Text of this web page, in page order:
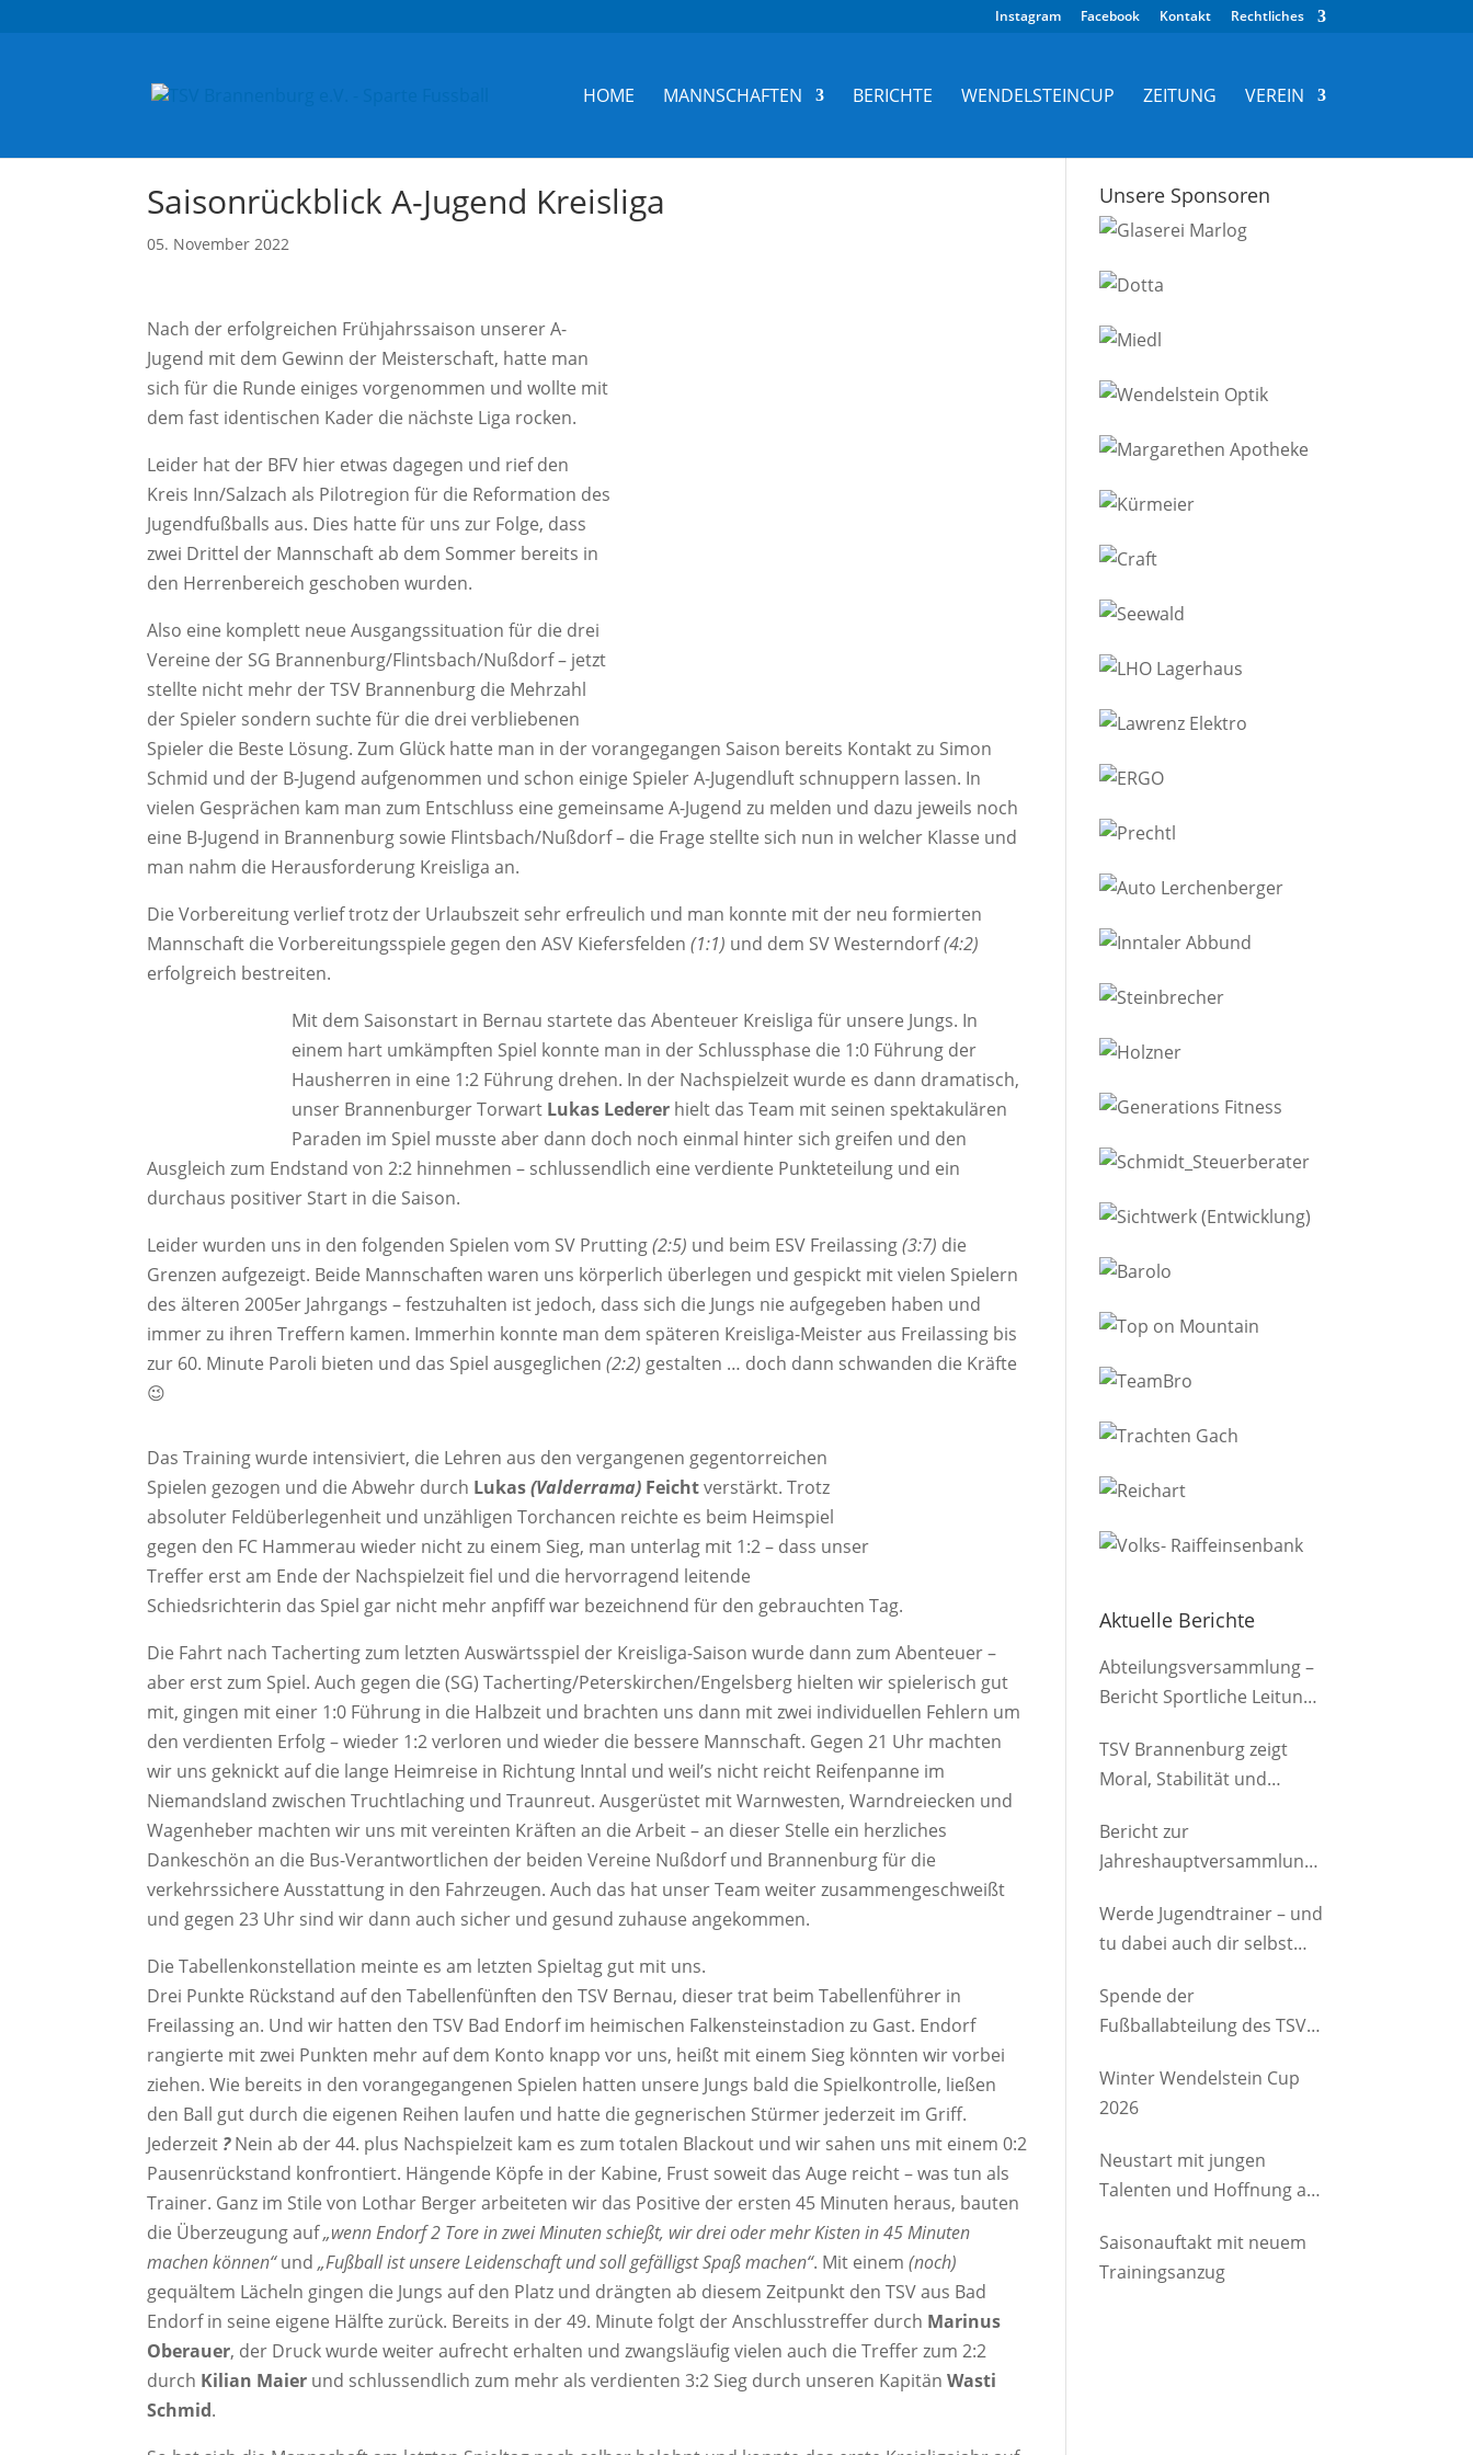
Instagram Facebook Kontakt Rechtliches
HOME MANNSCHAFTEN BERICHTE WENDELSTEINCUP ZEITUNG VEREIN
Saisonrückblick A-Jugend Kreisliga
05. November 2022
Nach der erfolgreichen Frühjahrssaison unserer A-
Jugend mit dem Gewinn der Meisterschaft, hatte man
sich für die Runde einiges vorgenommen und wollte mit
dem fast identischen Kader die nächste Liga rocken.
Leider hat der BFV hier etwas dagegen und rief den
Kreis Inn/Salzach als Pilotregion für die Reformation des
Jugendfußballs aus. Dies hatte für uns zur Folge, dass
zwei Drittel der Mannschaft ab dem Sommer bereits in
den Herrenbereich geschoben wurden.
Also eine komplett neue Ausgangssituation für die drei
Vereine der SG Brannenburg/Flintsbach/Nußdorf – jetzt
stellte nicht mehr der TSV Brannenburg die Mehrzahl
der Spieler sondern suchte für die drei verbliebenen
Spieler die Beste Lösung. Zum Glück hatte man in der vorangegangen Saison bereits Kontakt zu Simon
Schmid und der B-Jugend aufgenommen und schon einige Spieler A-Jugendluft schnuppern lassen. In
vielen Gesprächen kam man zum Entschluss eine gemeinsame A-Jugend zu melden und dazu jeweils noch
eine B-Jugend in Brannenburg sowie Flintsbach/Nußdorf – die Frage stellte sich nun in welcher Klasse und
man nahm die Herausforderung Kreisliga an.
Die Vorbereitung verlief trotz der Urlaubszeit sehr erfreulich und man konnte mit der neu formierten
Mannschaft die Vorbereitungsspiele gegen den ASV Kiefersfelden(1:1) und dem SV Westerndorf(4:2)
erfolgreich bestreiten.
Mit dem Saisonstart in Bernau startete das Abenteuer Kreisliga für unsere Jungs. In
einem hart umkämpften Spiel konnte man in der Schlussphase die 1:0 Führung der
Hausherren in eine 1:2 Führung drehen. In der Nachspielzeit wurde es dann dramatisch,
unser Brannenburger Torwart Lukas Lederer hielt das Team mit seinen spektakulären
Paraden im Spiel musste aber dann doch noch einmal hinter sich greifen und den
Ausgleich zum Endstand von 2:2 hinnehmen – schlussendlich eine verdiente Punkteteilung und ein
durchaus positiver Start in die Saison.
Leider wurden uns in den folgenden Spielen vom SV Prutting(2:5) und beim ESV Freilassing(3:7) die
Grenzen aufgezeigt. Beide Mannschaften waren uns körperlich überlegen und gespickt mit vielen Spielern
des älteren 2005er Jahrgangs – festzuhalten ist jedoch, dass sich die Jungs nie aufgegeben haben und
immer zu ihren Treffern kamen. Immerhin konnte man dem späteren Kreisliga-Meister aus Freilassing bis
zur 60. Minute Paroli bieten und das Spiel ausgeglichen(2:2) gestalten … doch dann schwanden die Kräfte
😉
Das Training wurde intensiviert, die Lehren aus den vergangenen gegentorreichen
Spielen gezogen und die Abwehr durch Lukas(Valderrama) Feichtverstärkt. Trotz
absoluter Feldüberlegenheit und unzähligen Torchancen reichte es beim Heimspiel
gegen den FC Hammerau wieder nicht zu einem Sieg, man unterlag mit 1:2 – dass unser
Treffer erst am Ende der Nachspielzeit fiel und die hervorragend leitende
Schiedsrichterin das Spiel gar nicht mehr anpfiff war bezeichnend für den gebrauchten Tag.
Die Fahrt nach Tacherting zum letzten Auswärtsspiel der Kreisliga-Saison wurde dann zum Abenteuer –
aber erst zum Spiel. Auch gegen die (SG) Tacherting/Peterskirchen/Engelsberg hielten wir spielerisch gut
mit, gingen mit einer 1:0 Führung in die Halbzeit und brachten uns dann mit zwei individuellen Fehlern um
den verdienten Erfolg – wieder 1:2 verloren und wieder die bessere Mannschaft. Gegen 21 Uhr machten
wir uns geknickt auf die lange Heimreise in Richtung Inntal und weil’s nicht reicht Reifenpanne im
Niemandsland zwischen Truchtlaching und Traunreut. Ausgerüstet mit Warnwesten, Warndreiecken und
Wagenheber machten wir uns mit vereinten Kräften an die Arbeit – an dieser Stelle ein herzliches
Dankeschön an die Bus-Verantwortlichen der beiden Vereine Nußdorf und Brannenburg für die
verkehrssichere Ausstattung in den Fahrzeugen. Auch das hat unser Team weiter zusammengeschweißt
und gegen 23 Uhr sind wir dann auch sicher und gesund zuhause angekommen.
Die Tabellenkonstellation meinte es am letzten Spieltag gut mit uns.
Drei Punkte Rückstand auf den Tabellenfünften den TSV Bernau, dieser trat beim Tabellenführer in
Freilassing an. Und wir hatten den TSV Bad Endorf im heimischen Falkensteinstadion zu Gast. Endorf
rangierte mit zwei Punkten mehr auf dem Konto knapp vor uns, heißt mit einem Sieg könnten wir vorbei
ziehen. Wie bereits in den vorangegangenen Spielen hatten unsere Jungs bald die Spielkontrolle, ließen
den Ball gut durch die eigenen Reihen laufen und hatte die gegnerischen Stürmer jederzeit im Griff.
Jederzeit ?Nein ab der 44. plus Nachspielzeit kam es zum totalen Blackout und wir sahen uns mit einem 0:2
Pausenrückstand konfrontiert. Hängende Köpfe in der Kabine, Frust soweit das Auge reicht – was tun als
Trainer. Ganz im Stile von Lothar Berger arbeiteten wir das Positive der ersten 45 Minuten heraus, bauten
die Überzeugung auf„wenn Endorf 2 Tore in zwei Minuten schießt, wir drei oder mehr Kisten in 45 Minuten
machen können“und„Fußball ist unsere Leidenschaft und soll gefälligst Spaß machen“. Mit einem(noch)
gequältem Lächeln gingen die Jungs auf den Platz und drängten ab diesem Zeitpunkt den TSV aus Bad
Endorf in seine eigene Hälfte zurück. Bereits in der 49. Minute folgt der Anschlusstreffer durch Marinus
Oberauer, der Druck wurde weiter aufrecht erhalten und zwangsläufig vielen auch die Treffer zum 2:2
durch Kilian Maier und schlussendlich zum mehr als verdienten 3:2 Sieg durch unseren KapitänWasti
Schmid.
Unsere Sponsoren
Aktuelle Berichte
Abteilungsversammlung –
Bericht Sportliche Leitung
TSV Brannenburg zeigt
Moral, Stabilität und
Bericht zur
Jahreshauptversammlung
12.03.2026
Werde Jugendtrainer – und
tu dabei auch dir selbst
Spende der
Fußballabteilung des TSV
Kindergartenverein
Degerndorf/Brannenburg
Winter Wendelstein Cup
2026
Neustart mit jungen
Talenten und Hoffnung auf
Saisonauftakt mit neuem
Trainingsanzug